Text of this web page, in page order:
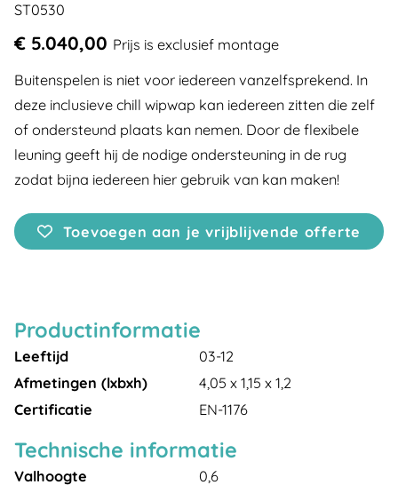
ST0530
€ 5.040,00 Prijs is exclusief montage
Buitenspelen is niet voor iedereen vanzelfsprekend. In
deze inclusieve chill wipwap kan iedereen zitten die zelf
of ondersteund plaats kan nemen. Door de flexibele
leuning geeft hij de nodige ondersteuning in de rug
zodat bijna iedereen hier gebruik van kan maken!
Toevoegen aan je vrijblijvende offerte
Productinformatie
Leeftijd
03-12
Afmetingen (lxbxh)
4,05 x 1,15 x 1,2
Certificatie
EN-1176
Technische informatie
Valhoogte
0,6